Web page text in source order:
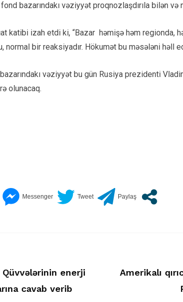
bazarındakı vəziyyət proqnozlaşdırıla bilən və
katibi izah etdi ki, “Bazar həmişə həm regionda,
normal bir reaksiyadır. Hökumət bu məsələni həll
vəziyyət bu gün Rusiya prezidenti
olunacaq.
Qüvvələrinin enerji
cavab verib
Amerikalı